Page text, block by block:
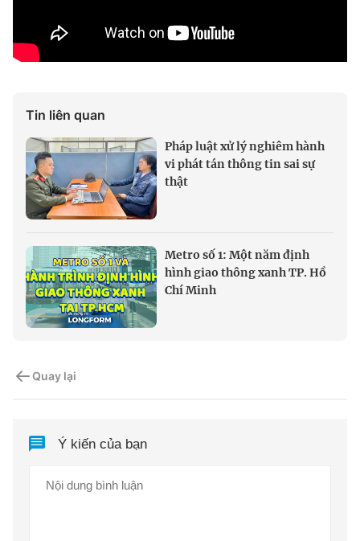
Tin liên quan
Pháp luật xử lý nghiêm hành
vi phát tán thông tin sai sự
thật
Metro số 1: Một năm định
hình giao thông xanh TP. Hồ
Chí Minh
Quay lại
Ý kiến của bạn